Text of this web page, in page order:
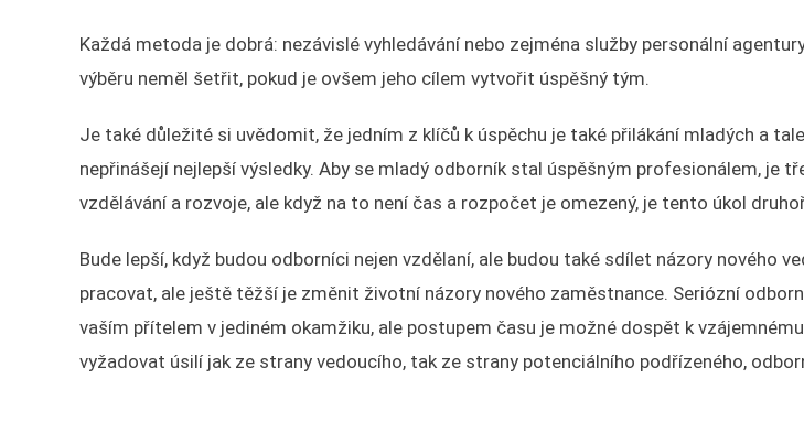
Každá metoda je dobrá: nezávislé vyhledávání nebo zejména služby personální
výběru neměl šetřit, pokud je ovšem jeho cílem vytvořit úspěšný tým.
Je také důležité si uvědomit, že jedním z klíčů k úspěchu je také přilákání mladých a
nepřinášejí nejlepší výsledky. Aby se mladý odborník stal úspěšným profesionálem, je
vzdělávání a rozvoje, ale když na to není čas a rozpočet je omezený, je tento úkol
Bude lepší, když budou odborníci nejen vzdělaní, ale budou také sdílet názory nového
pracovat, ale ještě těžší je změnit životní názory nového zaměstnance. Seriózní
vaším přítelem v jediném okamžiku, ale postupem času je možné dospět k
vyžadovat úsilí jak ze strany vedoucího, tak ze strany potenciálního podřízeného,